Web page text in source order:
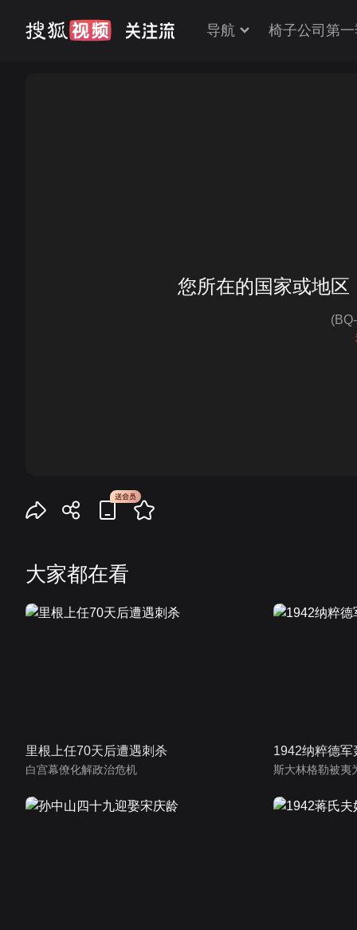
导航 椅子公司第
您所在的国家或地
大家都在看
里根上任70天后遭遇刺杀
白宫幕僚化解政治危机
1942纳粹德军
斯大林格勒被夷